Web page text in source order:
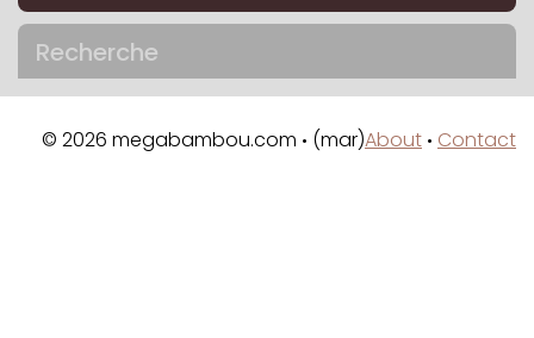
Recherche
© 2026 megabambou.com • (mar)About • Contact